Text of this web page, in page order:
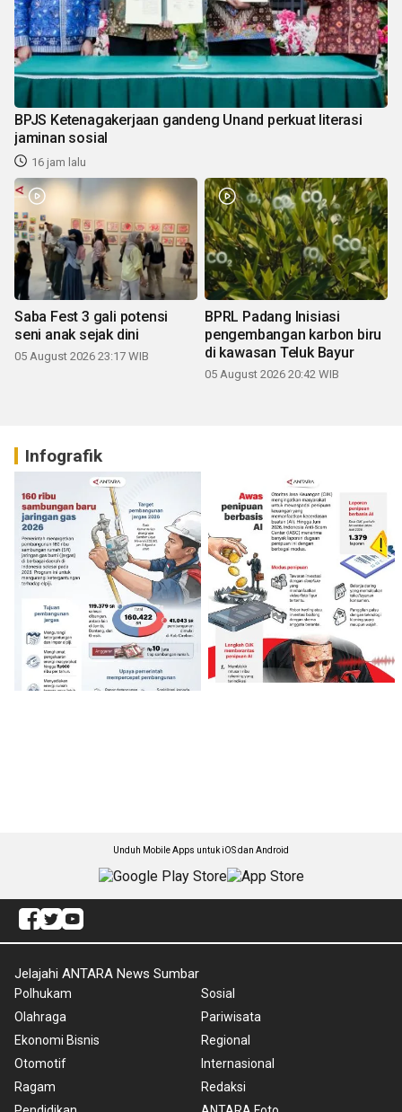
BPJS Ketenagakerjaan gandeng Unand perkuat literasi
jaminan sosial
16 jam lalu
Saba Fest 3 gali potensi
seni anak sejak dini
05 August 2026 23:17 WIB
BPRL Padang Inisiasi
pengembangan karbon biru
di kawasan Teluk Bayur
05 August 2026 20:42 WIB
Infografik
Unduh Mobile Apps untuk iOS dan Android
Jelajahi ANTARA News Sumbar
Polhukam
Olahraga
Ekonomi Bisnis
Otomotif
Ragam
Sosial
Pariwisata
Regional
Internasional
Redaksi